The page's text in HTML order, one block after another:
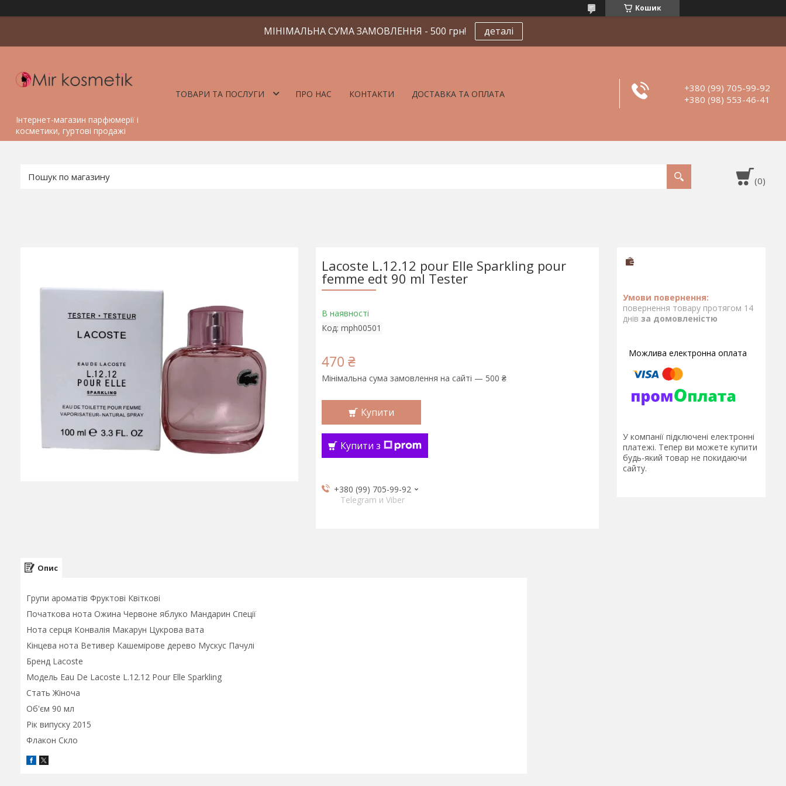
Кошик
МІНІМАЛЬНА СУМА ЗАМОВЛЕННЯ - 500 грн! деталі
Інтернет-магазин парфюмерії і
косметики, гуртові продажі
ТОВАРИ ТА ПОСЛУГИ ПРО НАС КОНТАКТИ ДОСТАВКА ТА ОПЛАТА
+380 (99) 705-99-92
+380 (98) 553-46-41
Lacoste L.12.12 pour Elle Sparkling pour
femme edt 90 ml Tester
В наявності
Код: mph00501
470 ₴
Мінімальна сума замовлення на сайті — 500 ₴
Купити
Купити з
+380 (99) 705-99-92
Telegram и Viber
повернення товару протягом 14
днів за домовленістю
У компанії підключені електронні
платежі. Тепер ви можете купити
будь-який товар не покидаючи
сайту.
Опис
Групи ароматів Фруктові Квіткові
Початкова нота Ожина Червоне яблуко Мандарин Спеції
Нота серця Конвалія Макарун Цукрова вата
Кінцева нота Ветивер Кашемірове дерево Мускус Пачулі
Бренд Lacoste
Модель Eau De Lacoste L.12.12 Pour Elle Sparkling
Стать Жіноча
Об'єм 90 мл
Рік випуску 2015
Флакон Скло